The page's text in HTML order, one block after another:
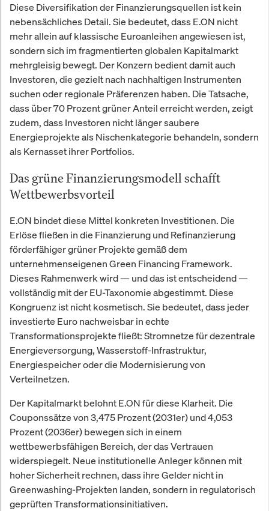
Diese Diversifikation der Finanzierungsquellen ist kein
nebensächliches Detail. Sie bedeutet, dass E.ON nicht
mehr allein auf klassische Euroanleihen angewiesen ist,
sondern sich im fragmentierten globalen Kapitalmarkt
mehrgleisig bewegt. Der Konzern bedient damit auch
Investoren, die gezielt nach nachhaltigen Instrumenten
suchen oder regionale Präferenzen haben. Die Tatsache,
dass über 70 Prozent grüner Anteil erreicht werden, zeigt
zudem, dass Investoren nicht länger saubere
Energieprojekte als Nischenkategorie behandeln, sondern
als Kernasset ihrer Portfolios.
Das grüne Finanzierungsmodell schafft
Wettbewerbsvorteil
E.ON bindet diese Mittel konkreten Investitionen. Die
Erlöse fließen in die Finanzierung und Refinanzierung
förderfähiger grüner Projekte gemäß dem
unternehmenseigenen Green Financing Framework.
Dieses Rahmenwerk wird — und das ist entscheidend —
vollständig mit der EU-Taxonomie abgestimmt. Diese
Kongruenz ist nicht kosmetisch. Sie bedeutet, dass jeder
investierte Euro nachweisbar in echte
Transformationsprojekte fließt: Stromnetze für dezentrale
Energieversorgung, Wasserstoff-Infrastruktur,
Energiespeicher oder die Modernisierung von
Verteilnetzen.
Der Kapitalmarkt belohnt E.ON für diese Klarheit. Die
Couponssätze von 3,475 Prozent (2031er) und 4,053
Prozent (2036er) bewegen sich in einem
wettbewerbsfähigen Bereich, der das Vertrauen
widerspiegelt. Neue institutionelle Anleger können mit
hoher Sicherheit rechnen, dass ihre Gelder nicht in
Greenwashing-Projekten landen, sondern in regulatorisch
geprüften Transformationsinitiativen.